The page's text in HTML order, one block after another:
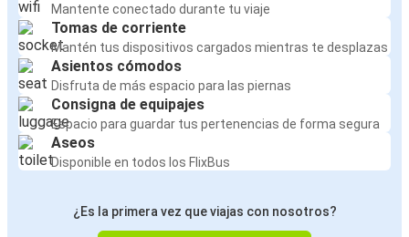
Mantente conectado durante tu viaje
Tomas de corriente
Mantén tus dispositivos cargados mientras te desplazas
Asientos cómodos
Disfruta de más espacio para las piernas
Consigna de equipajes
Espacio para guardar tus pertenencias de forma segura
Aseos
Disponible en todos los FlixBus
¿Es la primera vez que viajas con nosotros?